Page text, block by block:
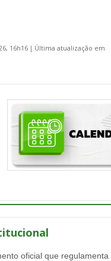
16h16 | Última atualização em
oficial que